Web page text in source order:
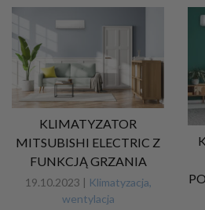
KLIMATYZATOR
MITSUBISHI ELECTRIC Z
FUNKCJĄ GRZANIA
19.10.2023 | Klimatyzacja,
wentylacja